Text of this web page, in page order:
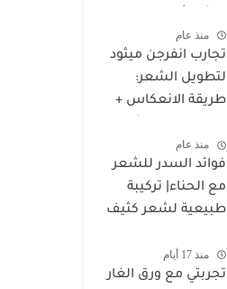
منذ عام
تجارب انفرجن ميثود
لتطويل الشعر:
طريقة الانعكاس +
منذ عام
فوائد السدر للشعر
مع الحناء| تركيبة
طبيعية لشعر كثيف
منذ 17 أيام
تجربتي مع ورق الغار